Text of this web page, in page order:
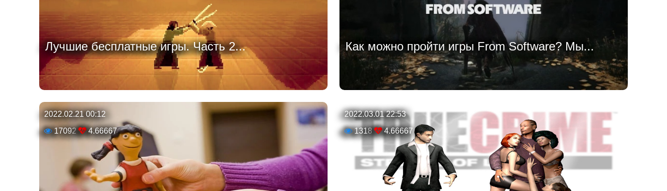
Лучшие бесплатные игры. Часть 2... Как можно пройти игры From Software? Мы...
2022.02.21 00:12
17092
4.66667
2022.03.01 22:53
1318
4.66667